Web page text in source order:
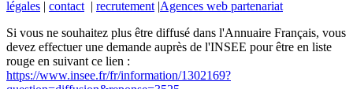
légales | contact | recrutement |Agences web partenariat
Si vous ne souhaitez plus être diffusé dans l'Annuaire Français, vous
devez effectuer une demande auprès de l'INSEE pour être en liste
rouge en suivant ce lien :
https://www.insee.fr/fr/information/1302169?